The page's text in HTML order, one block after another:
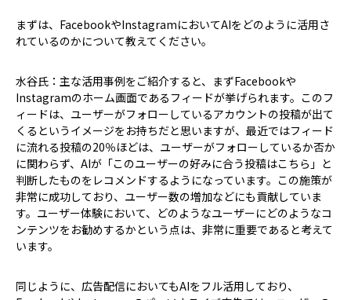
――まずは、FacebookやInstagramにおいてAIをどのように活用さ
れているのかについて教えてください。
水谷氏：主な活用事例をご紹介すると、まずFacebookや
Instagramのホーム画面であるフィードが挙げられます。このフ
ィードは、ユーザーがフォローしているアカウントの投稿が出て
くるというイメージをお持ちだと思いますが、最近ではフィード
に流れる投稿の20％ほどは、ユーザーがフォローしているか否か
に関わらず、AIが「このユーザーの好みに合う投稿はこちら」と
判断したものをレコメンドするようになっています。この施策が
非常に成功しており、ユーザー数の増加などにも貢献していま
す。ユーザー体験において、どのようなユーザーにどのようなコ
ンテンツをお勧めするかという点は、非常に重要であると考えて
います。
同じように、広告配信においてもAIをフル活用しており、